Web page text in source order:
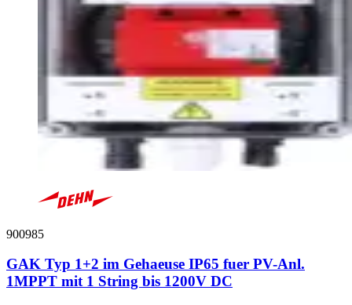
900985
GAK Typ 1+2 im Gehaeuse IP65 fuer PV-Anl.
1MPPT mit 1 String bis 1200V DC